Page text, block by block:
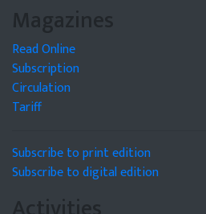
Magazines
Read Online
Subscription
Circulation
Tariff
Subscribe to print edition
Subscribe to digital edition